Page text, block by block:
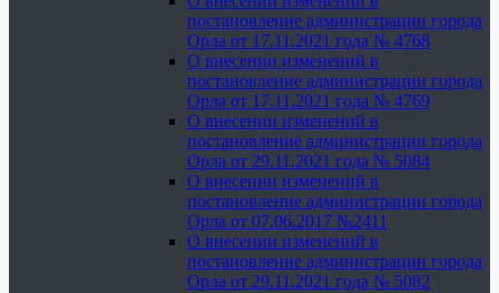
постановление администрации города
Орла от 17.11.2021 года № 4768
О внесении изменений в
постановление администрации города
Орла от 17.11.2021 года № 4769
О внесении изменений в
постановление администрации города
Орла от 29.11.2021 года № 5084
О внесении изменений в
постановление администрации города
Орла от 07.06.2017 №2411
О внесении изменений в
постановление администрации города
Орла от 29.11.2021 года № 5082